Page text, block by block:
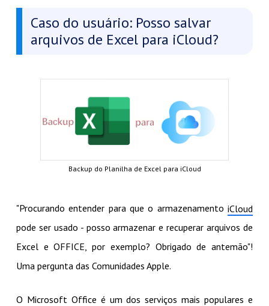
Caso do usuário: Posso salvar
arquivos de Excel para iCloud?
Backup do Planilha de Excel para iCloud
"Procurando entender para que o armazenamentoiCloud
pode ser usado - posso armazenar e recuperar arquivos de
Excel e OFFICE, por exemplo? Obrigado de antemão"!
Uma pergunta das Comunidades Apple.
O Microsoft Office é um dos serviços mais populares e